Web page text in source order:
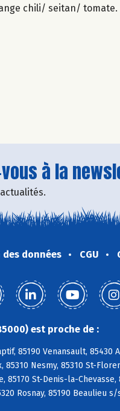
chili/ seitan/ tomate.
à la
données CGU
est proche de :
85190 Venansault,
85310 Nesmy, 85310 St-
85170 St-Denis-la-
Rosnay, 85190 Beaulieu